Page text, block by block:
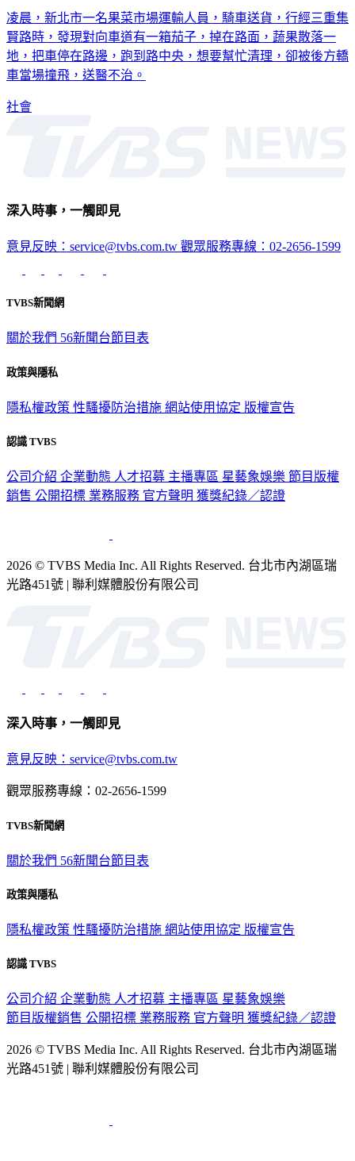
凌晨，新北市一名果菜市場運輸人員，騎車送貨，行經三重集
賢路時，發現對向車道有一箱茄子，掉在路面，蔬果散落一
地，把車停在路邊，跑到路中央，想要幫忙清理，卻被後方轎
車當場撞飛，送醫不治。
社會
深入時事，一觸即見
意見反映：service@tvbs.com.tw 觀眾服務專線：02-2656-1599
TVBS新聞網
關於我們 56新聞台節目表
政策與隱私
隱私權政策 性騷擾防治措施 網站使用協定 版權宣告
認識 TVBS
公司介紹 企業動態 人才招募 主播專區 星藝象娛樂 節目版權
銷售 公開招標 業務服務 官方聲明 獲獎紀錄／認證
2026 © TVBS Media Inc. All Rights Reserved. 台北市內湖區瑞
光路451號 | 聯利媒體股份有限公司
深入時事，一觸即見
意見反映：service@tvbs.com.tw
觀眾服務專線：02-2656-1599
TVBS新聞網
關於我們 56新聞台節目表
政策與隱私
隱私權政策 性騷擾防治措施 網站使用協定 版權宣告
認識 TVBS
公司介紹 企業動態 人才招募 主播專區 星藝象娛樂
節目版權銷售 公開招標 業務服務 官方聲明 獲獎紀錄／認證
2026 © TVBS Media Inc. All Rights Reserved. 台北市內湖區瑞
光路451號 | 聯利媒體股份有限公司